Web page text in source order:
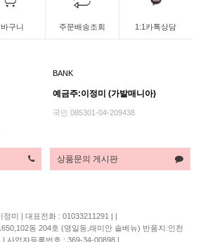
구니 주문배송조회 1:1카톡상담
BANK
예금주:이정미 (가발매니아)
국민 085301-04-209438
상품문의 게시판
정미 | 대표전화 : 01033211291 | |
동 204호 (명일동,래미안 솔베뉴) 반품지:인천
| 사업자등록번호 : 369-34-00898 |